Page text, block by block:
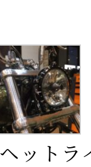
ヘットラ